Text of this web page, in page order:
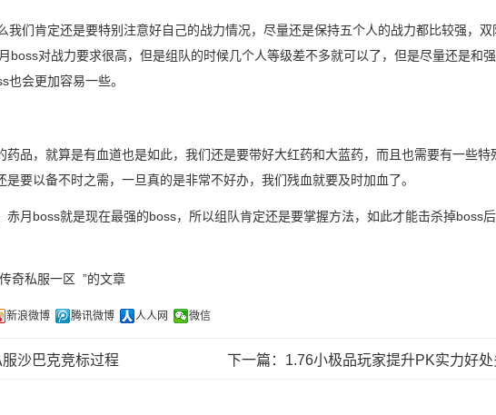
我们肯定还是要特别注意好自己的战力情况，尽量还是保持五个人的战力都比较强，双
boss对战力要求很高，但是组队的时候几个人等级差不多就可以了，但是尽量还是和
也会更加容易一些。
药品，就算是有血道也是如此，我们还是要带好大红药和大蓝药，而且也需要有一些特
是要以备不时之需，一旦真的是非常不好办，我们残血就要及时加血了。
赤月boss就是现在最强的boss，所以组队肯定还是要掌握方法，如此才能击杀掉boss
传奇私服一区 ”的文章
新浪微博 腾讯微博 人人网 微信
服沙巴克竞标过程 下一篇：1.76小极品玩家提升PK实力好处